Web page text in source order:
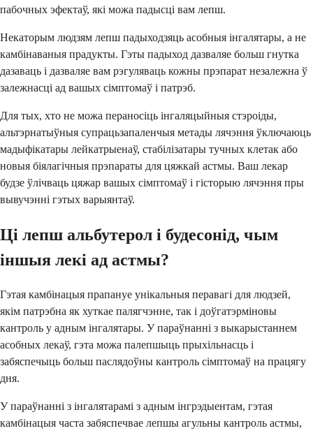
пабочных эфектаў, які можа падысці вам лепш.
Некаторым людзям лепш падыходзяць асобныя інгалятары, а не
камбінаваныя прадукты. Гэты падыход дазваляе больш гнутка
дазаваць і дазваляе вам рэгуляваць кожны прэпарат незалежна ў
залежнасці ад вашых сімптомаў і патрэб.
Для тых, хто не можа пераносіць інгаляцыйныя стэроіды,
альтэрнатыўныя супрацьзапаленчыя метады лячэння ўключаюць
мадыфікатары лейкатрыенаў, стабілізатары тучных клетак або
новыя біялагічныя прэпараты для цяжкай астмы. Ваш лекар
будзе ўлічваць цяжар вашых сімптомаў і гісторыю лячэння пры
вывучэнні гэтых варыянтаў.
Ці лепш альбутерол і будесонід, чым
іншыя лекі ад астмы?
Гэтая камбінацыя прапануе унікальныя перавагі для людзей,
якім патрэбна як хуткае палягчэнне, так і доўгатэрміновы
кантроль у адным інгалятары. У параўнанні з выкарыстаннем
асобных лекаў, гэта можа палепшыць прыхільнасць і
забяспечыць больш паслядоўны кантроль сімптомаў на працягу
дня.
У параўнанні з інгалятарамі з адным інгрэдыентам, гэтая
камбінацыя часта забяспечвае лепшы агульны кантроль астмы,